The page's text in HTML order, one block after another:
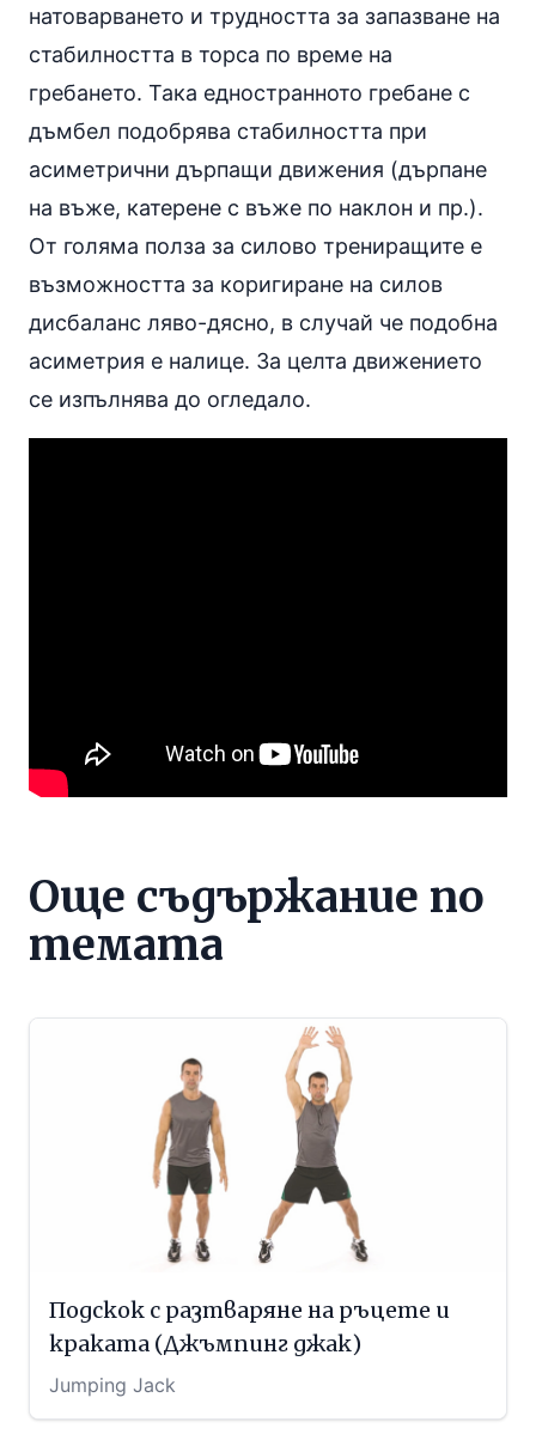
натоварването и трудността за запазване на
стабилността в торса по време на
гребането. Така едностранното гребане с
дъмбел подобрява стабилността при
асиметрични дърпащи движения (дърпане
на въже, катерене с въже по наклон и пр.).
От голяма полза за силово трениращите е
възможността за коригиране на силов
дисбаланс ляво-дясно, в случай че подобна
асиметрия е налице. За целта движението
се изпълнява до огледало.
Още съдържание по
темата
Подскок с разтваряне на ръцете и
краката (Джъмпинг джак)
Jumping Jack